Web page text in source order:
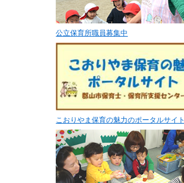
公立保育所職員募集中
こおりやま保育の魅力のポータルサイト